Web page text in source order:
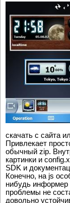
скачать с сайта
Привлекает
обычный zip.
картинки и
SDK и
Конечно, на js
нибудь информер
проблемы не
довольно